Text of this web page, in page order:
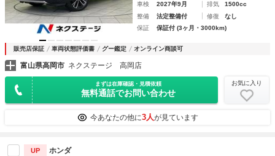
車検
2027年9月 排気
1500cc
整備
法定整備付 修復
なし
保証
保証付 (3ヶ月・3000km)
販売店保証 車両状態評価書 グー鑑定 オンライン商談可
富山県高岡市 ネクステージ 高岡店
まずは在庫確認・見積依頼
無料通話でお問い合わせ
お気に入り
今あなたの他に3人が見ています
UP ホンダ